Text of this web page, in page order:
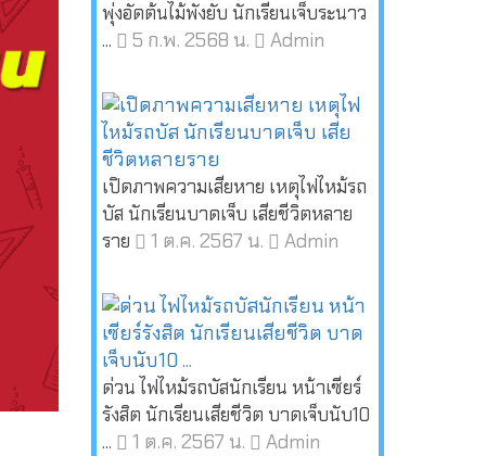
พุ่งอัดต้นไม้พังยับ นักเรียนเจ็บระนาว
...
5 ก.พ. 2568 น. Admin
เปิดภาพความเสียหาย เหตุไฟไหม้รถ
บัส นักเรียนบาดเจ็บ เสียชีวิตหลาย
ราย
1 ต.ค. 2567 น. Admin
ด่วน ไฟไหม้รถบัสนักเรียน หน้าเซียร์
รังสิต นักเรียนเสียชีวิต บาดเจ็บนับ10
...
1 ต.ค. 2567 น. Admin